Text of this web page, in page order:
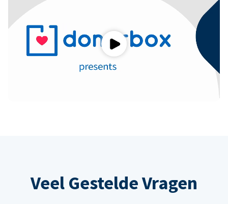
Play
Veel Gestelde Vragen